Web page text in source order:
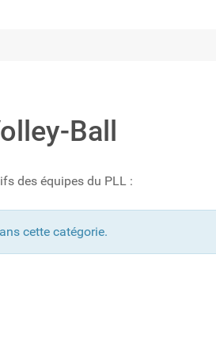
Ball
des équipes du PLL :
cette catégorie.